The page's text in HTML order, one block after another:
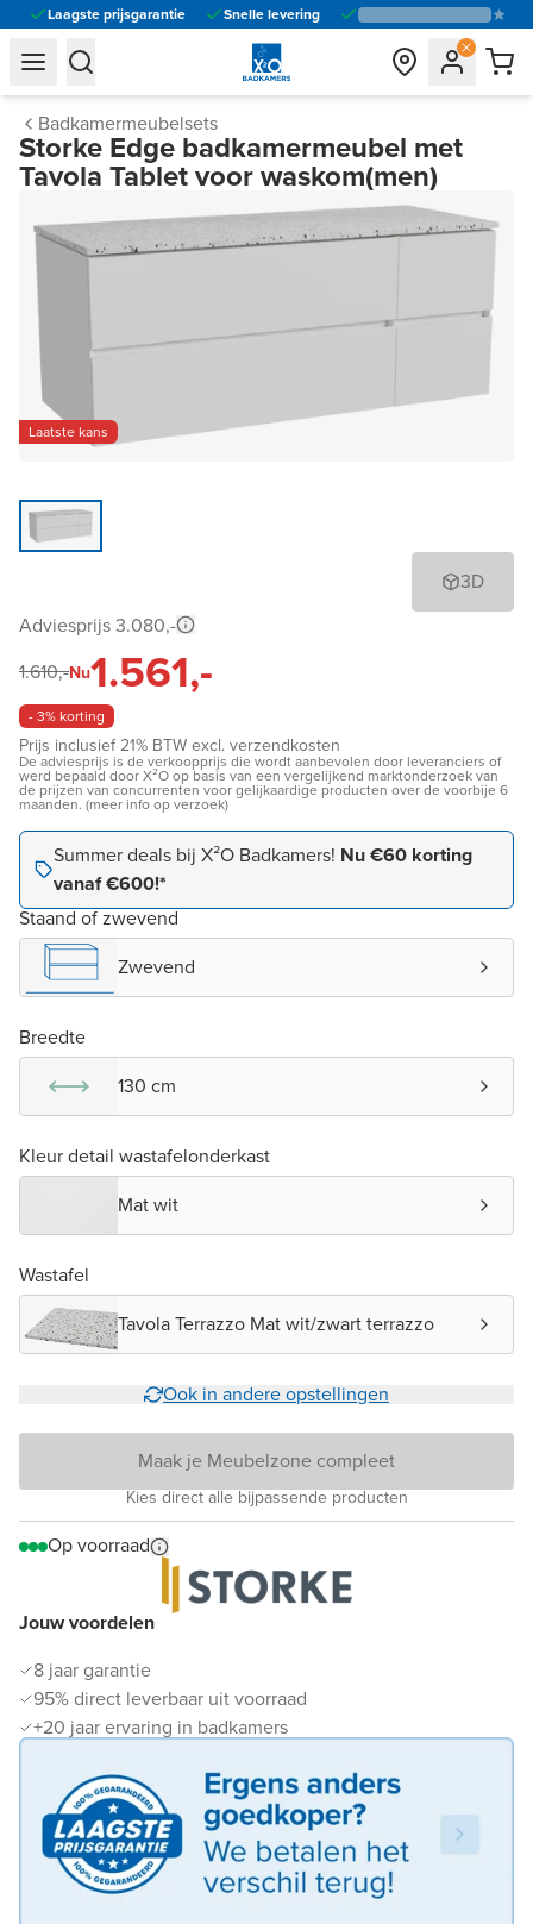
Laagste prijsgarantie Snelle levering
general.navigation.toggle_menu.label
general.navigation.toggle_menu.label
Badkamermeubelsets
Storke Edge badkamermeubel met
Tavola Tablet voor waskom(men)
Laatste kans
3D
Jouw voordelen
8 jaar garantie
95% direct leverbaar uit voorraad
+20 jaar ervaring in badkamers
Adviesprijs 3.080,-
1.610,-Nu1.561,-
- 3% korting
Prijs inclusief 21% BTW excl. verzendkosten
De adviesprijs is de verkoopprijs die wordt aanbevolen door leveranciers of
werd bepaald door X²O op basis van een vergelijkend marktonderzoek van
de prijzen van concurrenten voor gelijkaardige producten over de voorbije 6
maanden. (meer info op verzoek)
Summer deals bij X²O Badkamers! Nu €60 korting
vanaf €600!*
Staand of zwevend
Zwevend
Breedte
130 cm
Kleur detail wastafelonderkast
Mat wit
Wastafel
Tavola Terrazzo Mat wit/zwart terrazzo
Ook in andere opstellingen
Maak je Meubelzone compleet
Kies direct alle bijpassende producten
Op voorraad